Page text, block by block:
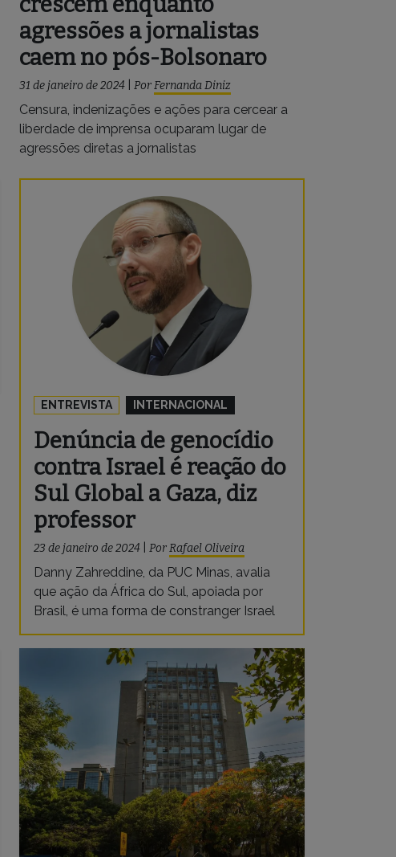
agressões a jornalistas
caem no pós-Bolsonaro
31 de janeiro de 2024 PorFernanda Diniz
Censura, indenizações e ações para cercear a
liberdade de imprensa ocuparam lugar de
agressões diretas a jornalistas
ENTREVISTA INTERNACIONAL
Denúncia de genocídio
contra Israel é reação do
Sul Global a Gaza, diz
professor
23 de janeiro de 2024 PorRafael Oliveira
Danny Zahreddine, da PUC Minas, avalia
que ação da África do Sul, apoiada por
Brasil, é uma forma de constranger Israel